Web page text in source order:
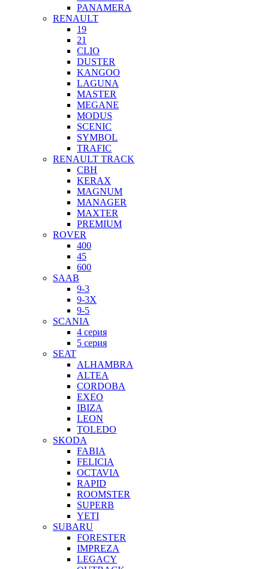
PANAMERA
RENAULT
19
21
CLIO
DUSTER
KANGOO
LAGUNA
MASTER
MEGANE
MODUS
SCENIC
SYMBOL
TRAFIC
RENAULT TRACK
CBH
KERAX
MAGNUM
MANAGER
MAXTER
PREMIUM
ROVER
400
45
600
SAAB
9-3
9-3X
9-5
SCANIA
4 серия
5 серия
SEAT
ALHAMBRA
ALTEA
CORDOBA
EXEO
IBIZA
LEON
TOLEDO
SKODA
FABIA
FELICIA
OCTAVIA
RAPID
ROOMSTER
SUPERB
YETI
SUBARU
FORESTER
IMPREZA
LEGACY